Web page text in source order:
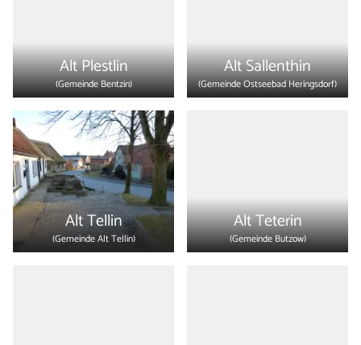
Alt Plestlin
(GemeindeBentzin)
Alt Sallenthin
(GemeindeOstseebad Heringsdorf)
Alt Tellin
(GemeindeAlt Tellin)
Alt Teterin
(GemeindeButzow)